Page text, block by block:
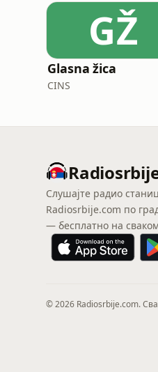
GŽ
Glasna žica
CINS
Слушајте радио
Radiosrbije.com по
— бесплатно на
© 2026 Radiosrbije.com.